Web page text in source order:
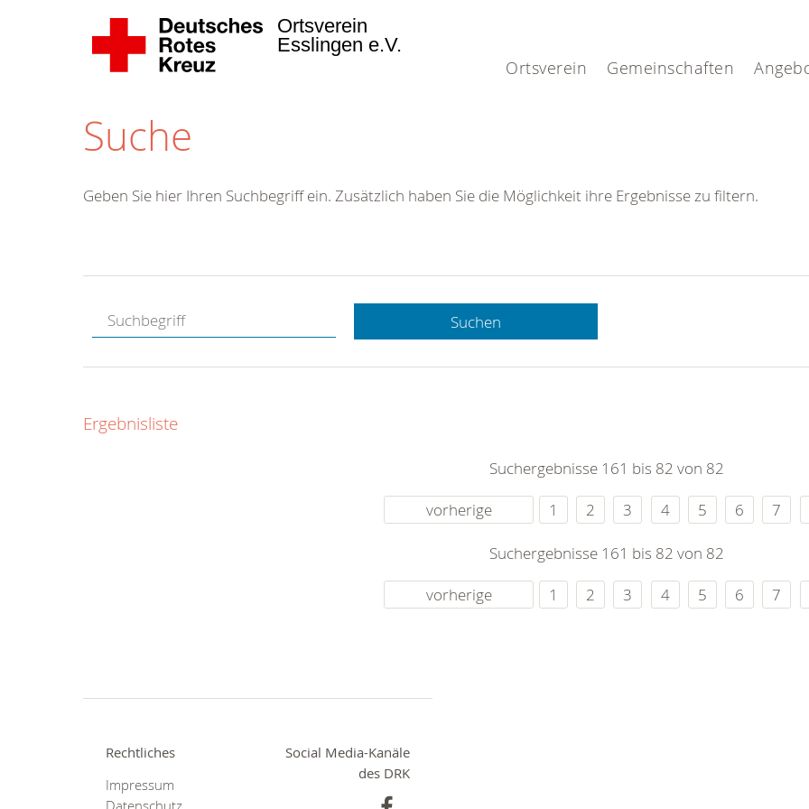
Ortsverein Gemeinschaften
Ortsverein
Esslingen e.V.
Suche
Hotline.
gerne.
rund um die Uhr
Geben Sie hier Ihren Suchbegriff ein. Zusätzlich haben Sie die Möglichkeit ihre Ergebnisse zu filtern.
Suchen
Ergebnisliste
Suchergebnisse 161 bis 82 von 82
vorherige
1 2 3 4 5 6 7
Suchergebnisse 161 bis 82 von 82
vorherige
1 2 3 4 5 6 7
Rechtliches
Impressum
Social Media-Kanäle
des DRK